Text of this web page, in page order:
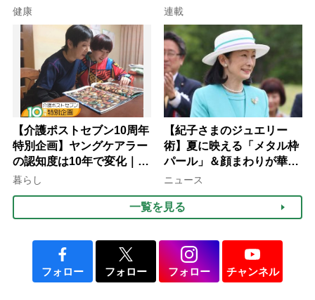
意
健康
子が血の気が引いた理由
連載
【介護ポストセブン10周年
特別企画】ヤングケアラー
の認知度は10年で変化｜流
行語大賞にノミネート、法
暮らし
【紀子さまのジュエリー
術】夏に映える「メタル枠
パール」＆顔まわりが華や
ぐ「揺れる一粒」の使い分
ニュース
一覧を見る
フォロー フォロー フォロー チャンネル